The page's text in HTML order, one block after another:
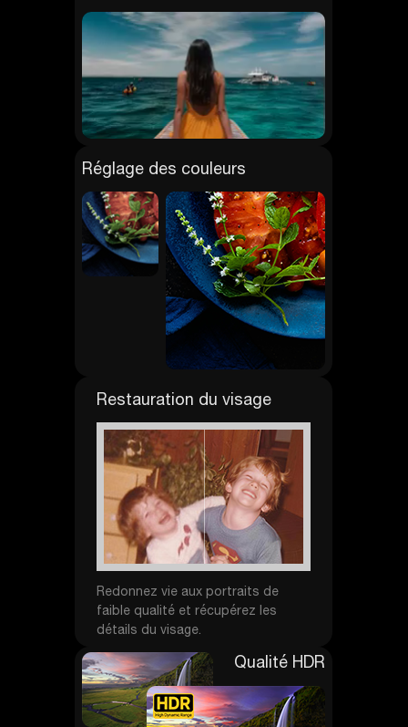
Réglage des couleurs
Restauration du visage
Redonnez vie aux portraits de
faible qualité et récupérez les
détails du visage.
Qualité HDR